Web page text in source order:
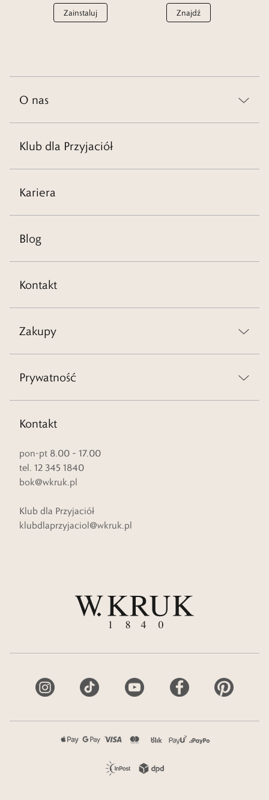
Zainstaluj Znajdź
O nas
Klub dla Przyjaciół
Kariera
Blog
Kontakt
Zakupy
Prywatność
Kontakt
pon-pt 8.00 – 17.00
tel. 12 345 1840
bok@wkruk.pl
Klub dla Przyjaciół
klubdlaprzyjaciol@wkruk.pl